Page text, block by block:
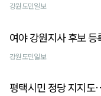
강원도민일보
여야 강원지사 후보
강원도민일보
평택시민 정당 지지